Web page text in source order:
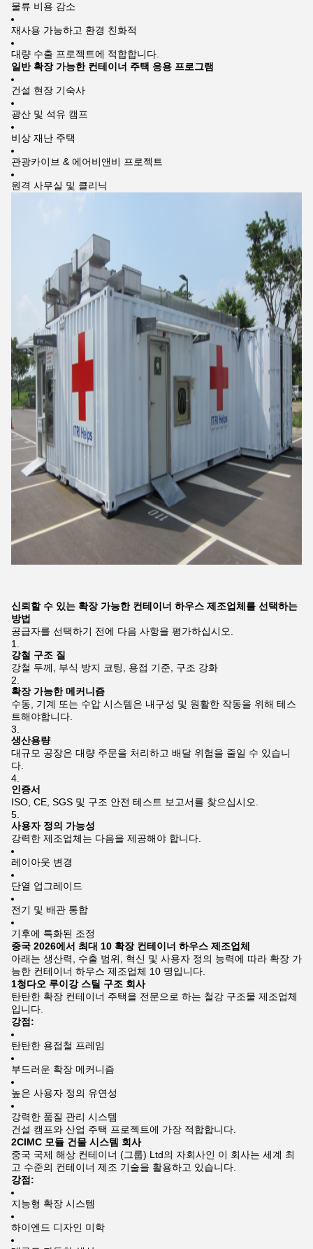
물류 비용 감소
재사용 가능하고 환경 친화적
대량 수출 프로젝트에 적합합니다.
일반 확장 가능한 컨테이너 주택 응용 프로그램
건설 현장 기숙사
광산 및 석유 캠프
비상 재난 주택
관광카이브 & 에어비앤비 프로젝트
원격 사무실 및 클리닉
신뢰할 수 있는 확장 가능한 컨테이너 하우스 제조업체를 선택하는
방법
공급자를 선택하기 전에 다음 사항을 평가하십시오.
강철 구조 질
강철 두께, 부식 방지 코팅, 용접 기준, 구조 강화
확장 가능한 메커니즘
수동, 기계 또는 수압 시스템은 내구성 및 원활한 작동을 위해 테스
트해야합니다.
생산용량
대규모 공장은 대량 주문을 처리하고 배달 위험을 줄일 수 있습니
다.
인증서
ISO, CE, SGS 및 구조 안전 테스트 보고서를 찾으십시오.
사용자 정의 가능성
강력한 제조업체는 다음을 제공해야 합니다.
레이아웃 변경
단열 업그레이드
전기 및 배관 통합
기후에 특화된 조정
중국 2026에서 최대 10 확장 컨테이너 하우스 제조업체
아래는 생산력, 수출 범위, 혁신 및 사용자 정의 능력에 따라 확장 가
능한 컨테이너 하우스 제조업체 10 명입니다.
1청다오 루이강 스틸 구조 회사
탄탄한 확장 컨테이너 주택을 전문으로 하는 철강 구조물 제조업체
입니다.
강점:
탄탄한 용접철 프레임
부드러운 확장 메커니즘
높은 사용자 정의 유연성
강력한 품질 관리 시스템
건설 캠프와 산업 주택 프로젝트에 가장 적합합니다.
2CIMC 모듈 건물 시스템 회사
중국 국제 해상 컨테이너 (그룹) Ltd의 자회사인 이 회사는 세계 최
고 수준의 컨테이너 제조 기술을 활용하고 있습니다.
강점:
지능형 확장 시스템
하이엔드 디자인 미학